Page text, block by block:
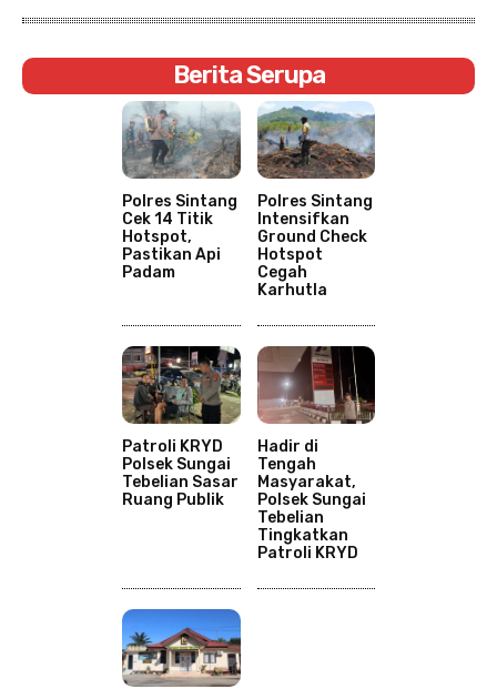
Berita Serupa
Polres Sintang
Cek 14 Titik
Hotspot,
Pastikan Api
Padam
Polres Sintang
Intensifkan
Ground Check
Hotspot
Cegah
Karhutla
Patroli KRYD
Polsek Sungai
Tebelian Sasar
Ruang Publik
Hadir di
Tengah
Masyarakat,
Polsek Sungai
Tebelian
Tingkatkan
Patroli KRYD